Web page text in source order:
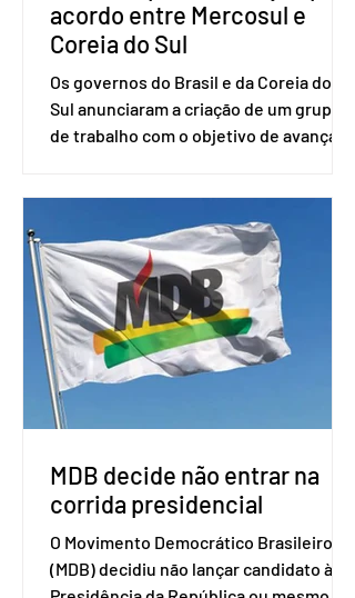
acordo entre Mercosul e
Coreia do Sul
Os governos do Brasil e da Coreia do
Sul anunciaram a criação de um grupo
de trabalho com o objetivo de avançar
Uruguai, além de outros países
associados. “Decidimos criar um grupo
de trabalho que vai identificar
sensibilidades dos dois lados e evitar
que elas sejam um empecilho para a
retomada das negociações de um
acordo do Mercosul com a Coreia”,
disse o presiden
MDB decide não entrar na
corrida presidencial
O Movimento Democrático Brasileiro
(MDB) decidiu não lançar candidato à